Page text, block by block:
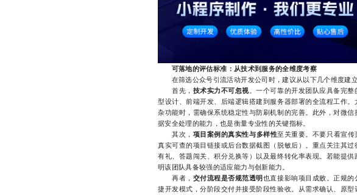
可落地的评估标准：从技术到服务的全维度考察
在筛选公众号引流活动开发公司时，建议从以下几个维度建立
首先， 技术实力不可忽视。一个可靠的开发团队应具备完
型设计、前端开发、后端逻辑搭建到服务器部署的全流程工作
杂功能时，需确保系统稳定性与防刷机制的完善。此外，对微
据安全处理的能力，也是衡量专业性的关键指标。
其次， 项目案例的真实性与多样性至关重要。不要只看宣传
真实可查的项目链接或后台数据截图（脱敏后）。重点关注其
有礼、答题闯关、积分兑换等）以及最终转化率表现。若能提
明该团队具备较强的适应能力与创新能力。
再者， 交付流程是否规范透明也直接影响项目成败。正规
捷开发模式，分阶段交付并接受阶段性验收。从需求确认、原型